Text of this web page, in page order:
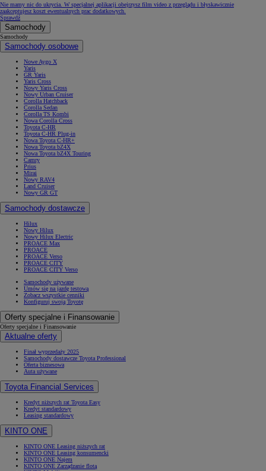
Nie mamy nic do ukrycia. W specjalnej aplikacji obejrzysz film video z przeglądu i błyskawicznie
zaakceptujesz koszt ewentualnych prac dodatkowych.
Sprawdź
Samochody
Samochody
Samochody osobowe
Nowe Aygo X
Yaris
GR Yaris
Yaris Cross
Nowy Yaris Cross
Nowy Urban Cruiser
Corolla Hatchback
Corolla Sedan
Corolla TS Kombi
Nowa Corolla Cross
Toyota C-HR
Toyota C-HR Plug-in
Nowa Toyota C-HR+
Nowa Toyota bZ4X
Nowa Toyota bZ4X Touring
Camry
Prius
Mirai
Nowy RAV4
Land Cruiser
Nowy GR GT
Samochody dostawcze
Hilux
Nowy Hilux
Nowy Hilux Electric
PROACE Max
PROACE
PROACE Verso
PROACE CITY
PROACE CITY Verso
Samochody używane
Umów się na jazdę testową
Zobacz wszystkie cenniki
Konfiguruj swoją Toyotę
Oferty specjalne i Finansowanie
Oferty specjalne i Finansowanie
Aktualne oferty
Finał wyprzedaży 2025
Samochody dostawcze Toyota Professional
Oferta biznesowa
Auta używane
Toyota Financial Services
Kredyt niższych rat Toyota Easy
Kredyt standardowy
Leasing standardowy
KINTO ONE
KINTO ONE Leasing niższych rat
KINTO ONE Leasing konsumencki
KINTO ONE Najem
KINTO ONE Zarządzanie flotą